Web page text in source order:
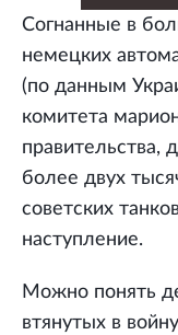
Согнанные в
немецких
(по данным
комитета
правительства,
более двух
советских
наступление.
Можно понять
втянутых в